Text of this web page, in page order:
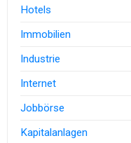
Hotels
Immobilien
Industrie
Internet
Jobbörse
Kapitalanlagen